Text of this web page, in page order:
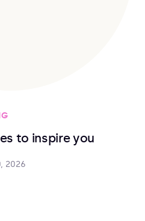
to inspire you
2026